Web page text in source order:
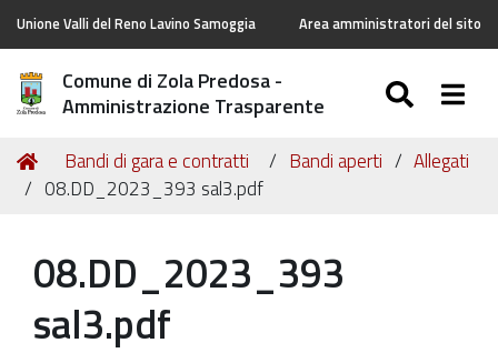
Unione Valli del Reno Lavino Samoggia Area amministratori del sito
Comune di Zola Predosa -
Amministrazione Trasparente
Tu
sei
Home
Bandi di gara e contratti Bandi aperti
Allegati
08.DD_2023_393 sal3.pdf
08.DD_2023_393
sal3.pdf